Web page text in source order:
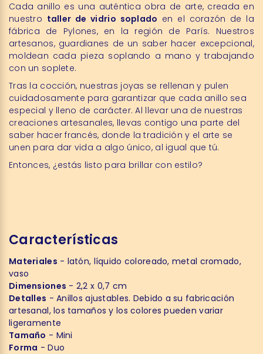
Cada anillo es una auténtica obra de arte, creada en
nuestro taller de vidrio soplado en el corazón de la
fábrica de Pylones, en la región de París. Nuestros
artesanos, guardianes de un saber hacer excepcional,
moldean cada pieza soplando a mano y trabajando
con un soplete.
Tras la cocción, nuestras joyas se rellenan y pulen
cuidadosamente para garantizar que cada anillo sea
especial y lleno de carácter. Al llevar una de nuestras
creaciones artesanales, llevas contigo una parte del
saber hacer francés, donde la tradición y el arte se
unen para dar vida a algo único, al igual que tú.
Entonces, ¿estás listo para brillar con estilo?
Características
Materiales - latón, líquido coloreado, metal cromado,
vaso
Dimensiones - 2,2 x 0,7 cm
Detalles - Anillos ajustables. Debido a su fabricación
artesanal, los tamaños y los colores pueden variar
ligeramente
Tamaño - Mini
Forma - Duo